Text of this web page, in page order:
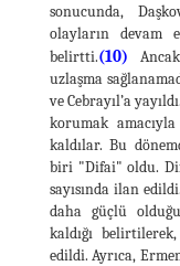
sonucunda,
olayların devam
belirtti.(10)
uzlaşma
ve Cebrayıl’a
korumak
kaldılar. Bu
biri "Difai" oldu.
sayısında ilan
daha güçlü
kaldığı
edildi. Ayrıca,